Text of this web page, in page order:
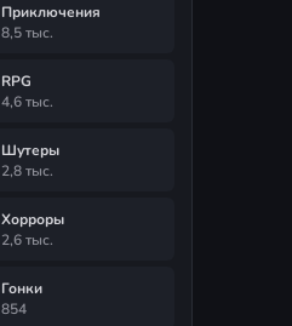
Приключения
8,5 тыс.
RPG
4,6 тыс.
Шутеры
2,8 тыс.
Хорроры
2,6 тыс.
Гонки
854